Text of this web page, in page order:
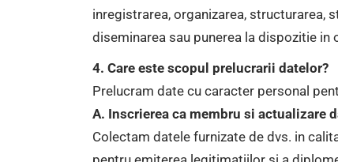
inregistrarea, organizarea, structurarea,
diseminarea sau punerea la dispozitie
4. Care este scopul prelucrarii datelor?
Prelucram date cu caracter personal
A. Inscrierea ca membru si actualizare
Colectam datele furnizate de dvs. in